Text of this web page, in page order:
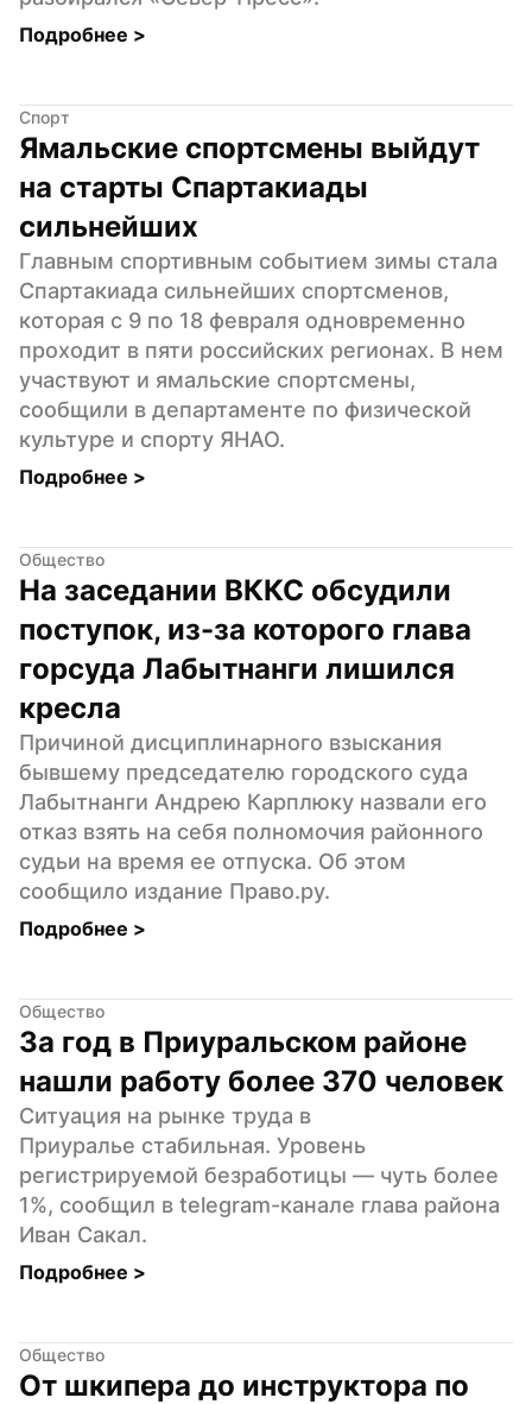
Подробнее >
Спорт
Ямальские спортсмены выйдут
на старты Спартакиады
сильнейших
Главным спортивным событием зимы стала
Спартакиада сильнейших спортсменов,
которая с 9 по 18 февраля одновременно
проходит в пяти российских регионах. В нем
участвуют и ямальские спортсмены,
сообщили в департаменте по физической
культуре и спорту ЯНАО.
Подробнее >
Общество
На заседании ВККС обсудили
поступок, из-за которого глава
горсуда Лабытнанги лишился
кресла
Причиной дисциплинарного взыскания
бывшему председателю городского суда
Лабытнанги Андрею Карплюку назвали его
отказ взять на себя полномочия районного
судьи на время ее отпуска. Об этом
сообщило издание Право.ру.
Подробнее >
Общество
За год в Приуральском районе
нашли работу более 370 человек
Ситуация на рынке труда в
Приуралье стабильная. Уровень
регистрируемой безработицы — чуть более
1%, сообщил в telegram-канале глава района
Иван Сакал.
Подробнее >
Общество
От шкипера до инструктора по